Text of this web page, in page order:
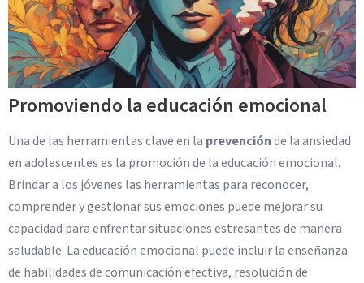
Promoviendo la educación emocional
Una de las herramientas clave en la prevenciónde la ansiedad
en adolescentes es la promoción de la educación emocional.
Brindar a los jóvenes las herramientas para reconocer,
comprender y gestionar sus emociones puede mejorar su
capacidad para enfrentar situaciones estresantes de manera
saludable. La educación emocional puede incluir la enseñanza
de habilidades de comunicación efectiva, resolución de